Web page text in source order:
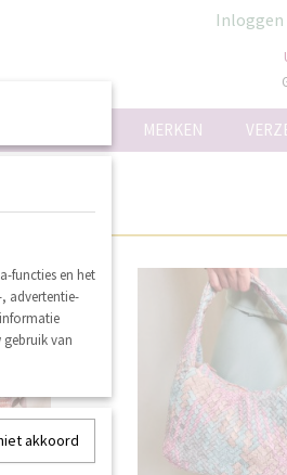
Inloggen
MERKEN
summer sale
functies en het
advertentie-
van
akkoord